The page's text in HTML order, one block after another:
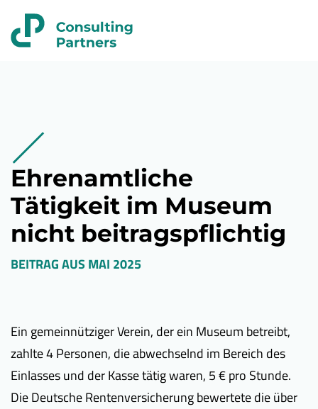
Ehrenamtliche
Tätigkeit im Museum
nicht beitragspflichtig
BEITRAG AUSMAI 2025
Ein gemeinnütziger Verein, der ein Museum betreibt,
zahlte 4 Personen, die abwechselnd im Bereich des
Einlasses und der Kasse tätig waren, 5 € pro Stunde.
Die Deutsche Rentenversicherung bewertete die über